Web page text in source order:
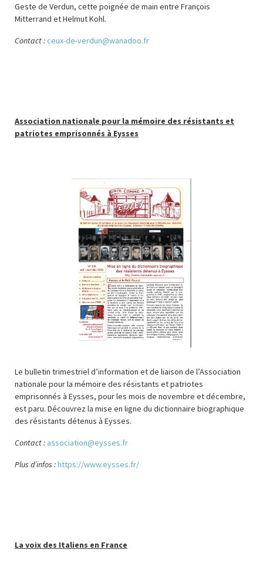
Geste de Verdun, cette poignée de main entre François
Mitterrand et Helmut Kohl.
Contact :ceux-de-verdun@wanadoo.fr
Association nationale pour la mémoire des résistants et
patriotes emprisonnés à Eysses
Le bulletin trimestriel d’information et de liaison de l’Association
nationale pour la mémoire des résistants et patriotes
emprisonnés à Eysses, pour les mois de novembre et décembre,
est paru. Découvrez la mise en ligne du dictionnaire biographique
des résistants détenus à Eysses.
Contact : association@eysses.fr
Plus d’infos :https://www.eysses.fr/
La voix des Italiens en France